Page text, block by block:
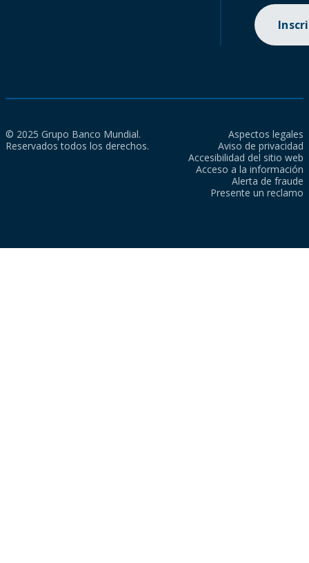
© 2025 Grupo Banco Mundial.
Reservados todos los derechos.
Aspectos legales
Aviso de privacidad
Accesibilidad del sitio web
Acceso a la información
Alerta de fraude
Presente un reclamo